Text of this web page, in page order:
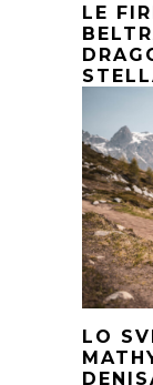
LE
LO